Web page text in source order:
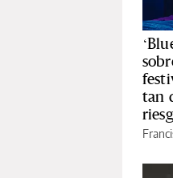
tan